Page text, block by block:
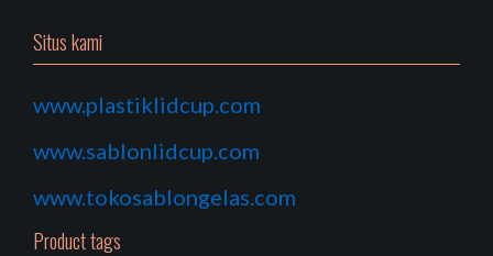
Situs kami
www.plastiklidcup.com
www.sablonlidcup.com
www.tokosablongelas.com
Product tags